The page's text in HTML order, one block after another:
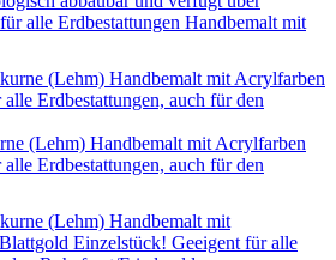
alle Erdbestattungen Handbemalt mit
(Lehm) Handbemalt mit Acrylfarben
Erdbestattungen, auch für den